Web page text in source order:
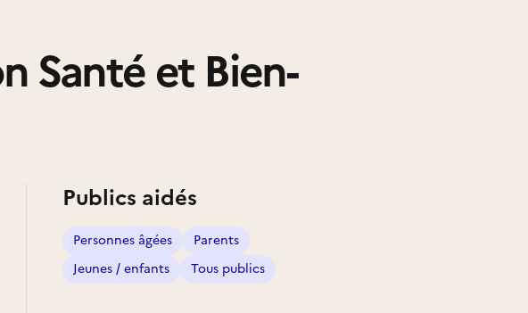
Santé et Bien-
Publics aidés
Personnes âgées
Parents
Jeunes / enfants
Tous publics